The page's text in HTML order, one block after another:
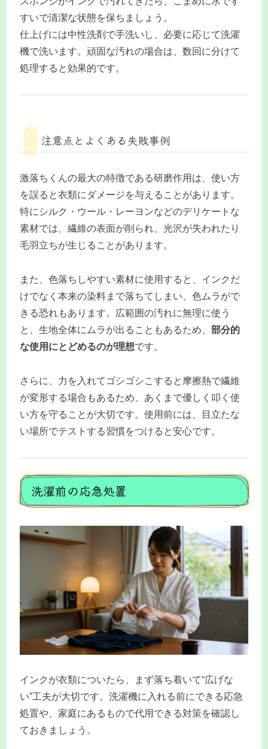
すいで清潔な状態を保ちましょう。
仕上げには中性洗剤で手洗いし、必要に応じて洗濯
機で洗います。頑固な汚れの場合は、数回に分けて
処理すると効果的です。
注意点とよくある失敗事例
激落ちくんの最大の特徴である研磨作用は、使い方
を誤ると衣類にダメージを与えることがあります。
特にシルク・ウール・レーヨンなどのデリケートな
素材では、繊維の表面が削られ、光沢が失われたり
毛羽立ちが生じることがあります。
また、色落ちしやすい素材に使用すると、インクだ
けでなく本来の染料まで落ちてしまい、色ムラがで
きる恐れもあります。広範囲の汚れに無理に使う
と、生地全体にムラが出ることもあるため、 部分的
な使用にとどめるのが理想です。
さらに、力を入れてゴシゴシこすると摩擦熱で繊維
が変形する場合もあるため、あくまで優しく叩く使
い方を守ることが大切です。使用前には、目立たな
い場所でテストする習慣をつけると安心です。
洗濯前の応急処置
インクが衣類についたら、まず落ち着いて“広げな
い”工夫が大切です。洗濯機に入れる前にできる応急
処置や、家庭にあるもので代用できる対策を確認し
ておきましょう。